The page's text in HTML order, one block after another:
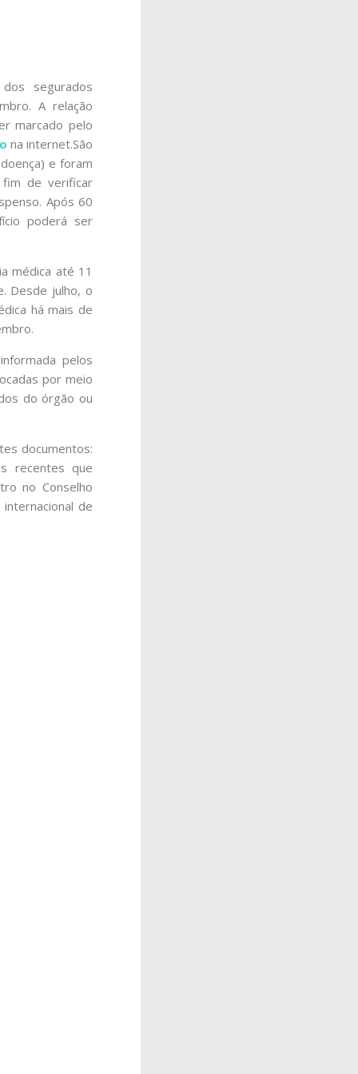
segurados
A relação
marcado pelo
na internet.São
e foram
fim de verificar
Após 60
poderá ser
médica até 11
Desde julho, o
há mais de
pelos
por meio
do órgão ou
documentos:
recentes que
no Conselho
de